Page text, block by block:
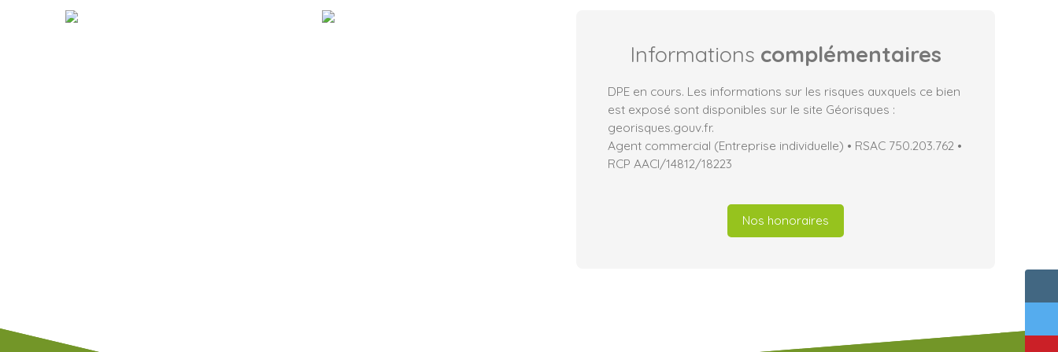
Informations complémentaires
DPE en cours. Les informations sur les risques auxquels ce bien
est exposé sont disponibles sur le site Géorisques :
georisques.gouv.fr.
Agent commercial (Entreprise individuelle) • RSAC 750.203.762 •
RCP AACI/14812/18223
Nos honoraires